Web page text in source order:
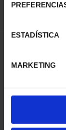
ESTADÍSTICA
MARKETING